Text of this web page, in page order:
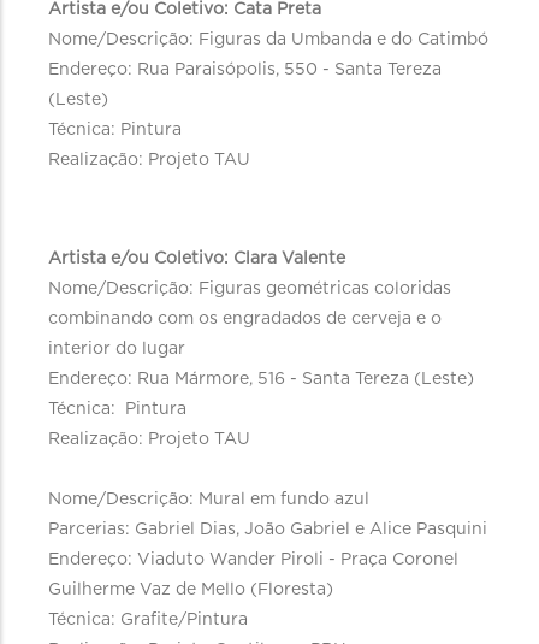
Artista e/ou Coletivo: Cata Preta
Nome/Descrição: Figuras da Umbanda e do Catimbó
Endereço: Rua Paraisópolis, 550 - Santa Tereza
(Leste)
Técnica: Pintura
Realização: Projeto TAU
Artista e/ou Coletivo: Clara Valente
Nome/Descrição: Figuras geométricas coloridas
combinando com os engradados de cerveja e o
interior do lugar
Endereço: Rua Mármore, 516 - Santa Tereza (Leste)
Técnica: Pintura
Realização: Projeto TAU
Nome/Descrição: Mural em fundo azul
Parcerias: Gabriel Dias, João Gabriel e Alice Pasquini
Endereço: Viaduto Wander Piroli - Praça Coronel
Guilherme Vaz de Mello (Floresta)
Técnica: Grafite/Pintura